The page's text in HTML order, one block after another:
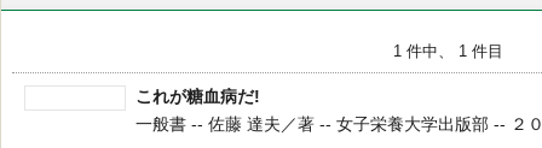
1 件中、 1 件目
これが糖血病だ!
一般書 -- 佐藤 達夫／著 -- 女子栄養大学出版部 -- ２